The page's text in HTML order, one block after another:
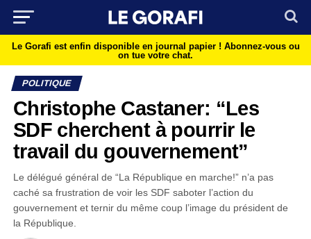
Le Gorafi est enfin disponible en journal papier ! Abonnez-vous ou
on tue votre chat.
POLITIQUE
Christophe Castaner: “Les
SDF cherchent à pourrir le
travail du gouvernement”
Le délégué général de “La République en marche!” n’a pas
caché sa frustration de voir les SDF saboter l’action du
gouvernement et ternir du même coup l’image du président de
la République.